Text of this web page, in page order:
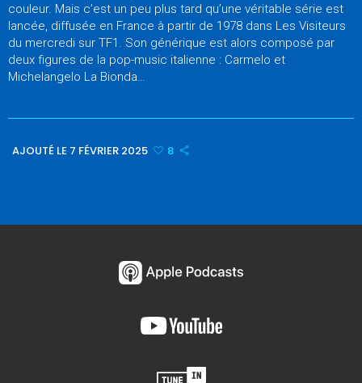
couleur. Mais c’est un peu plus tard qu’une véritable série est
lancée, diffusée en France à partir de 1978 dans Les Visiteurs
du mercredi sur TF1. Son générique est alors composé par
deux figures de la pop-music italienne : Carmelo et
Michelangelo La Bionda…
AJOUTÉ LE 7 FÉVRIER 2025 8